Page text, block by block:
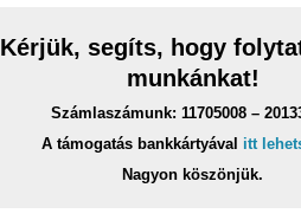
Kérjük, segíts, hogy
munkánkat!
Számlaszámunk: 11705008 –
A támogatás bankkártyával itt
Nagyon köszönjük.